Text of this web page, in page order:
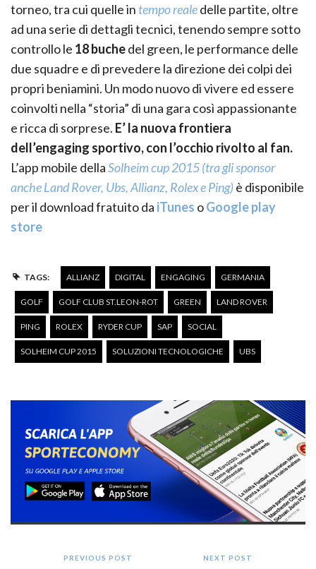
torneo, tra cui quelle in tempo realedelle partite, oltre
ad una serie di dettagli tecnici, tenendo sempre sotto
controllo le 18 buchedel green, le performance delle
due squadre e di prevedere la direzione dei colpi dei
propri beniamini. Un modo nuovo di vivere ed essere
coinvolti nella “storia” di una gara così appassionante
e ricca di sorprese. E’ la nuova frontiera
dell’engaging sportivo, con l’occhio rivolto al fan.
L’app mobile dellaSolheim cup 2015 (tra gli sponsor
anche Land Rover, Ubs, Allianz, Rolex e Ping) è disponibile
per il download fratuito da iTunes oGoogle play
store
TAGS: ALLIANZ DIGITAL ENGAGING GERMANIA
GOLF GOLF CLUB ST.LEON-ROT GREEN LAND ROVER
PING ROLEX RYDER CUP SAP SOCIAL
SOLHEIM CUP 2015 SOLUZIONI TECNOLOGICHE UBS
PREVIOUS POST NEXT POST